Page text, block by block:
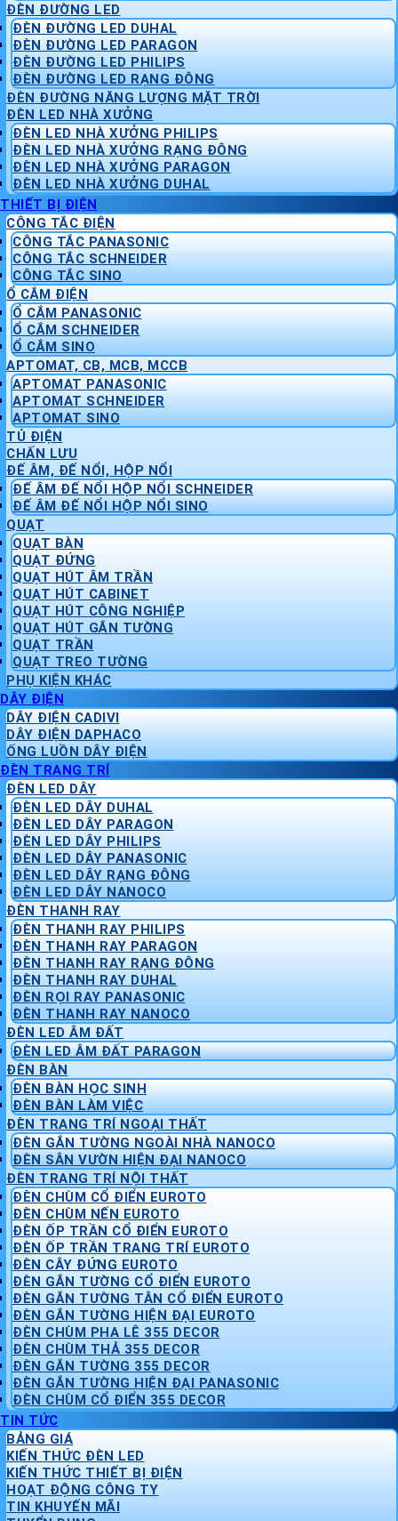
ĐÈN ĐƯỜNG LED
ĐÈN ĐƯỜNG LED DUHAL
ĐÈN ĐƯỜNG LED PARAGON
ĐÈN ĐƯỜNG LED PHILIPS
ĐÈN ĐƯỜNG LED RẠNG ĐÔNG
ĐÈN ĐƯỜNG NĂNG LƯỢNG MẶT TRỜI
ĐÈN LED NHÀ XƯỞNG
ĐÈN LED NHÀ XƯỞNG PHILIPS
ĐÈN LED NHÀ XƯỞNG RẠNG ĐÔNG
ĐÈN LED NHÀ XƯỞNG PARAGON
ĐÈN LED NHÀ XƯỞNG DUHAL
THIẾT BỊ ĐIỆN
CÔNG TẮC ĐIỆN
CÔNG TẮC PANASONIC
CÔNG TẮC SCHNEIDER
CÔNG TẮC SINO
Ổ CẮM ĐIỆN
Ổ CẮM PANASONIC
Ổ CẮM SCHNEIDER
Ổ CẮM SINO
APTOMAT, CB, MCB, MCCB
APTOMAT PANASONIC
APTOMAT SCHNEIDER
APTOMAT SINO
TỦ ĐIỆN
CHẤN LƯU
ĐẾ ÂM, ĐẾ NỔI, HỘP NỔI
ĐẾ ÂM ĐẾ NỔI HỘP NỔI SCHNEIDER
ĐẾ ÂM ĐẾ NỔI HỘP NỔI SINO
QUẠT
QUẠT BÀN
QUẠT ĐỨNG
QUẠT HÚT ÂM TRẦN
QUẠT HÚT CABINET
QUẠT HÚT CÔNG NGHIỆP
QUẠT HÚT GẮN TƯỜNG
QUẠT TRẦN
QUẠT TREO TƯỜNG
PHỤ KIỆN KHÁC
DÂY ĐIỆN
DÂY ĐIỆN CADIVI
DÂY ĐIỆN DAPHACO
ỐNG LUỒN DÂY ĐIỆN
ĐÈN TRANG TRÍ
ĐÈN LED DÂY
ĐÈN LED DÂY DUHAL
ĐÈN LED DÂY PARAGON
ĐÈN LED DÂY PHILIPS
ĐÈN LED DÂY PANASONIC
ĐÈN LED DÂY RẠNG ĐÔNG
ĐÈN LED DÂY NANOCO
ĐÈN THANH RAY
ĐÈN THANH RAY PHILIPS
ĐÈN THANH RAY PARAGON
ĐÈN THANH RAY RẠNG ĐÔNG
ĐÈN THANH RAY DUHAL
ĐÈN RỌI RAY PANASONIC
ĐÈN THANH RAY NANOCO
ĐÈN LED ÂM ĐẤT
ĐÈN LED ÂM ĐẤT PARAGON
ĐÈN BÀN
ĐÈN BÀN HỌC SINH
ĐÈN BÀN LÀM VIỆC
ĐÈN TRANG TRÍ NGOẠI THẤT
ĐÈN GẮN TƯỜNG NGOÀI NHÀ NANOCO
ĐÈN SÂN VƯỜN HIỆN ĐẠI NANOCO
ĐÈN TRANG TRÍ NỘI THẤT
ĐÈN CHÙM CỔ ĐIỂN EUROTO
ĐÈN CHÙM NẾN EUROTO
ĐÈN ỐP TRẦN CỔ ĐIỂN EUROTO
ĐÈN ỐP TRẦN TRANG TRÍ EUROTO
ĐÈN CÂY ĐỨNG EUROTO
ĐÈN GẮN TƯỜNG CỔ ĐIỂN EUROTO
ĐÈN GẮN TƯỜNG TÂN CỔ ĐIỂN EUROTO
ĐÈN GẮN TƯỜNG HIỆN ĐẠI EUROTO
ĐÈN CHÙM PHA LÊ 355 DECOR
ĐÈN CHÙM THẢ 355 DECOR
ĐÈN GẮN TƯỜNG 355 DECOR
ĐÈN GẮN TƯỜNG HIỆN ĐẠI PANASONIC
ĐÈN CHÙM CỔ ĐIỂN 355 DECOR
TIN TỨC
BẢNG GIÁ
KIẾN THỨC ĐÈN LED
KIẾN THỨC THIẾT BỊ ĐIỆN
HOẠT ĐỘNG CÔNG TY
TIN KHUYẾN MÃI